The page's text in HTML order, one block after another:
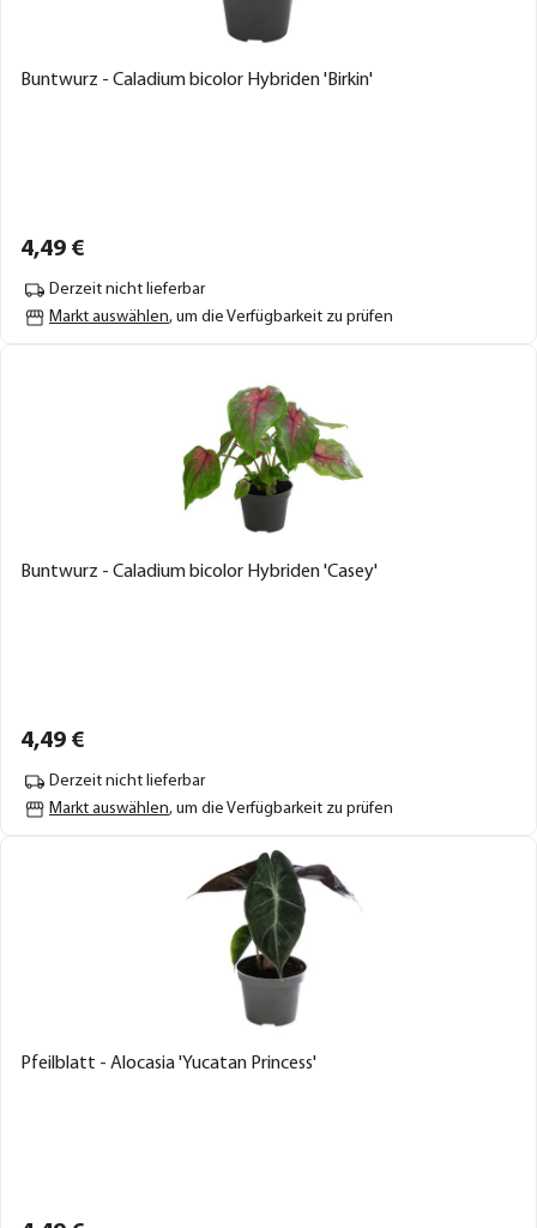
Buntwurz - Caladium bicolor Hybriden 'Birkin'
4,49 €
Derzeit nicht lieferbar
Markt auswählen, um die Verfügbarkeit zu prüfen
Buntwurz - Caladium bicolor Hybriden 'Casey'
4,49 €
Derzeit nicht lieferbar
Markt auswählen, um die Verfügbarkeit zu prüfen
Pfeilblatt - Alocasia 'Yucatan Princess'